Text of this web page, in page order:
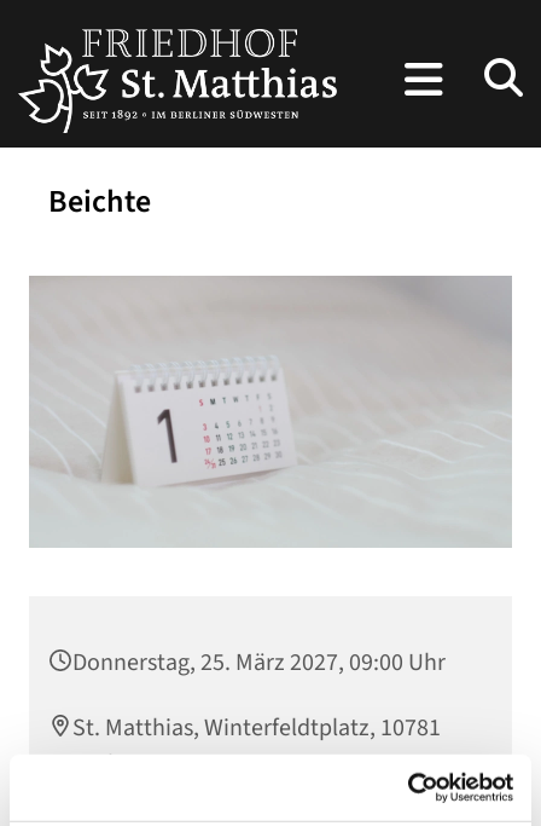
Beichte
Donnerstag, 25. März 2027, 09:00 Uhr
St. Matthias, Winterfeldtplatz, 10781
Berlin